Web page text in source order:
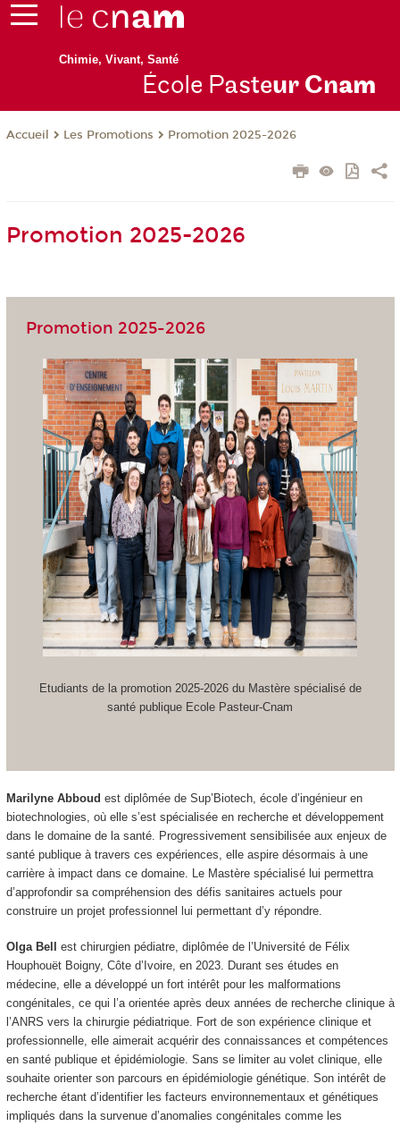
Chimie, Vivant, Santé
École Pasteur Cnam
Accueil Les Promotions Promotion 2025-2026
Promotion 2025-2026
Promotion 2025-2026
Etudiants de la promotion 2025-2026 du Mastère spécialisé de
santé publique Ecole Pasteur-Cnam
Marilyne Abboud est diplômée de Sup’Biotech, école d’ingénieur en
biotechnologies, où elle s’est spécialisée en recherche et développement
dans le domaine de la santé. Progressivement sensibilisée aux enjeux de
santé publique à travers ces expériences, elle aspire désormais à une
carrière à impact dans ce domaine. Le Mastère spécialisé lui permettra
d’approfondir sa compréhension des défis sanitaires actuels pour
construire un projet professionnel lui permettant d’y répondre.
Olga Bell
est chirurgien pédiatre, diplômée de l’Université de Félix
Houphouët Boigny, Côte d’Ivoire, en 2023. Durant ses études en
médecine, elle a développé un fort intérêt pour les malformations
congénitales, ce qui l’a orientée après deux années de recherche clinique à
l’ANRS vers la chirurgie pédiatrique. Fort de son expérience clinique et
professionnelle, elle aimerait acquérir des connaissances et compétences
en santé publique et épidémiologie. Sans se limiter au volet clinique, elle
souhaite orienter son parcours en épidémiologie génétique. Son intérêt de
recherche étant d’identifier les facteurs environnementaux et génétiques
impliqués dans la survenue d’anomalies congénitales comme les